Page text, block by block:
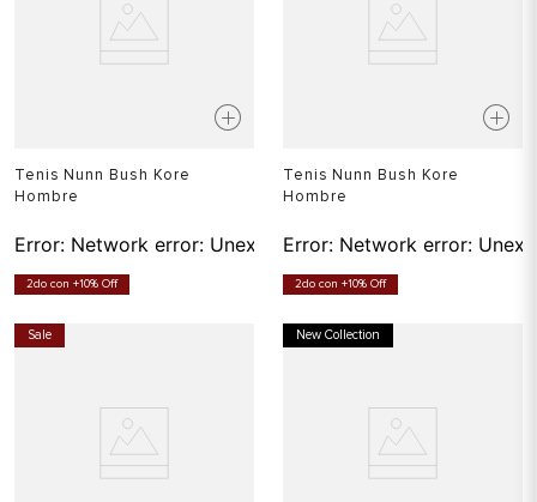
Tenis Nunn Bush Kore
Hombre
Error: Network error: Unexpected token T in JSON at
2do con +10% Off
Tenis Nunn Bush Kore
Hombre
Error: Network error:
2do con +10% Off
Sale New Collection